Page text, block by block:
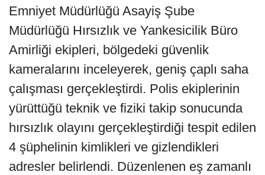
Emniyet Müdürlüğü Asayiş Şube
Müdürlüğü Hırsızlık ve Yankesicilik Büro
Amirliği ekipleri, bölgedeki güvenlik
kameralarını inceleyerek, geniş çaplı saha
çalışması gerçekleştirdi. Polis ekiplerinin
yürüttüğü teknik ve fiziki takip sonucunda
hırsızlık olayını gerçekleştirdiği tespit edilen
4 şüphelinin kimlikleri ve gizlendikleri
adresler belirlendi. Düzenlenen eş zamanlı